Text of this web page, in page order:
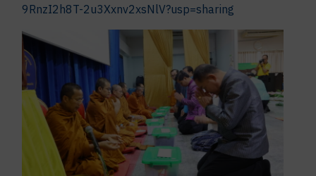
9RnzI2h8T-2u3Xxnv2xsNlV?usp=sharing